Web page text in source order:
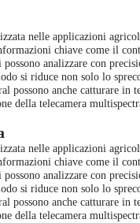
nelle applicazioni
chiave come il
analizzare con
si riduce non solo lo
possono anche catturare in
della telecamera
nelle applicazioni
chiave come il
analizzare con
si riduce non solo lo
possono anche catturare in
della telecamera